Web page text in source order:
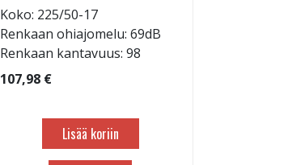
Koko: 225/50-17
Renkaan ohiajomelu: 69dB
Renkaan kantavuus: 98
107,98 €
Lisää koriin